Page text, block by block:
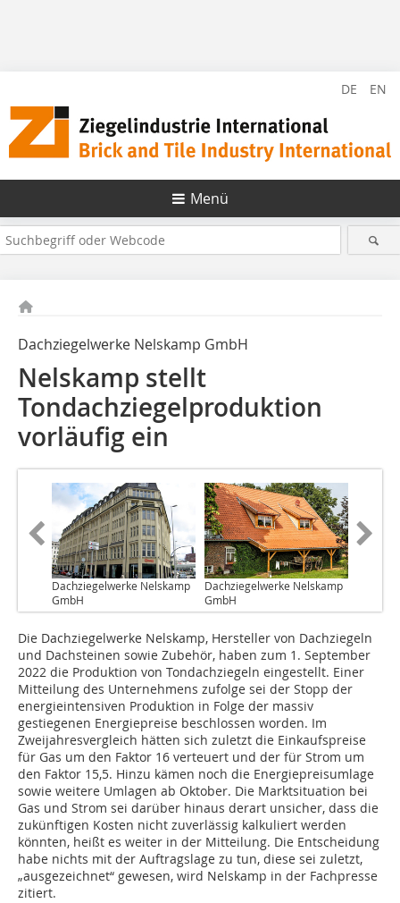
DE EN
Menü
Dachziegelwerke Nelskamp GmbH
Nelskamp stellt
Tondachziegelproduktion
vorläufig ein
Dachziegelwerke Nelskamp
GmbH
Dachziegelwerke Nelskamp
GmbH
Die Dachziegelwerke Nelskamp, Hersteller von Dachziegeln
und Dachsteinen sowie Zubehör, haben zum 1. September
2022 die Produktion von Tondachziegeln eingestellt. Einer
Mitteilung des Unternehmens zufolge sei der Stopp der
energieintensiven Produktion in Folge der massiv
gestiegenen Energiepreise beschlossen worden. Im
Zweijahresvergleich hätten sich zuletzt die Einkaufspreise
für Gas um den Faktor 16 verteuert und der für Strom um
den Faktor 15,5. Hinzu kämen noch die Energiepreisumlage
sowie weitere Umlagen ab Oktober. Die Marktsituation bei
Gas und Strom sei darüber hinaus derart unsicher, dass die
zukünftigen Kosten nicht zuverlässig kalkuliert werden
könnten, heißt es weiter in der Mitteilung. Die Entscheidung
habe nichts mit der Auftragslage zu tun, diese sei zuletzt,
„ausgezeichnet“ gewesen, wird Nelskamp in der Fachpresse
zitiert.